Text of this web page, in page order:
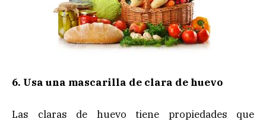
6. Usa una mascarilla de clara de huevo
Las claras de huevo tiene propiedades que